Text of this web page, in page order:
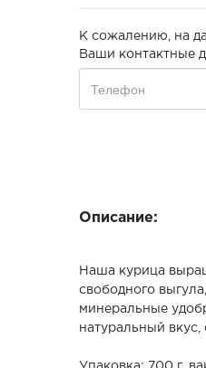
К сожалению, на
Ваши контактные
Описание:
Наша курица
свободного
минеральные
натуральный